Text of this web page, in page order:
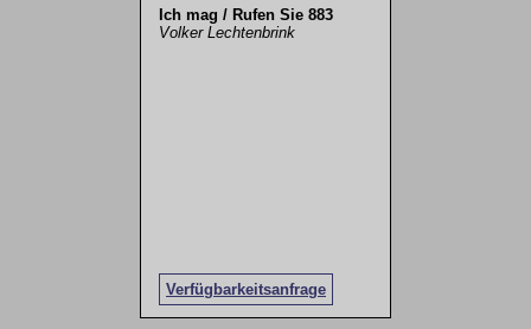
Ich mag / Rufen Sie 883
Volker Lechtenbrink
Verfügbarkeitsanfrage